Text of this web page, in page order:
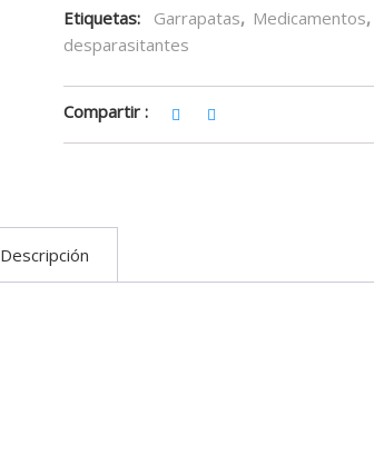
Etiquetas:
Garrapatas, Medicamentos,
desparasitantes
Compartir :
Descripción